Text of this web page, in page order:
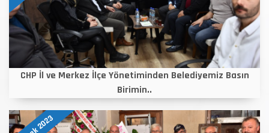
CHP İl ve Merkez İlçe Yönetiminden Belediyemiz Basın
Birimin..